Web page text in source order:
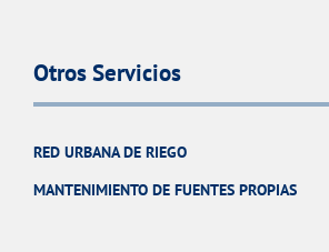
Otros Servicios
RED URBANA DE RIEGO
MANTENIMIENTO DE FUENTES PROPIAS